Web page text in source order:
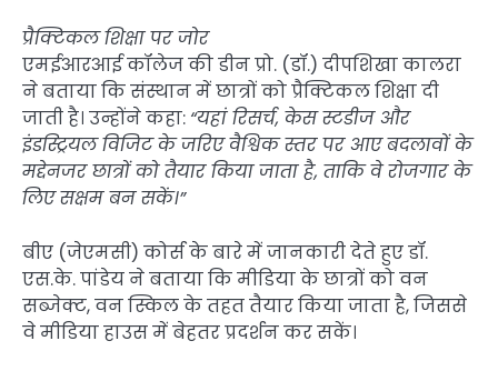
प्रैक्टिकल शिक्षा पर जोर
एमईआरआई कॉलेज की डीन प्रो. (डॉ.) दीपशिखा कालरा
ने बताया कि संस्थान में छात्रों को प्रैक्टिकल शिक्षा दी
जाती है। उन्होंने कहा: “यहां रिसर्च, केस स्टडीज और
इंडस्ट्रियल विजिट के जरिए वैश्विक स्तर पर आए बदलावों के
मद्देनजर छात्रों को तैयार किया जाता है, ताकि वे रोजगार के
लिए सक्षम बन सकें।”
बीए (जेएमसी) कोर्स के बारे में जानकारी देते हुए डॉ.
एस.के. पांडेय ने बताया कि मीडिया के छात्रों को वन
सब्जेक्ट, वन स्किल के तहत तैयार किया जाता है, जिससे
वे मीडिया हाउस में बेहतर प्रदर्शन कर सकें।